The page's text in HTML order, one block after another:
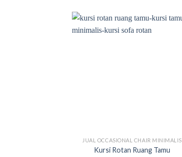
JUAL OCCASIONAL CHAIR MINIMALIS
Kursi Rotan Ruang Tamu